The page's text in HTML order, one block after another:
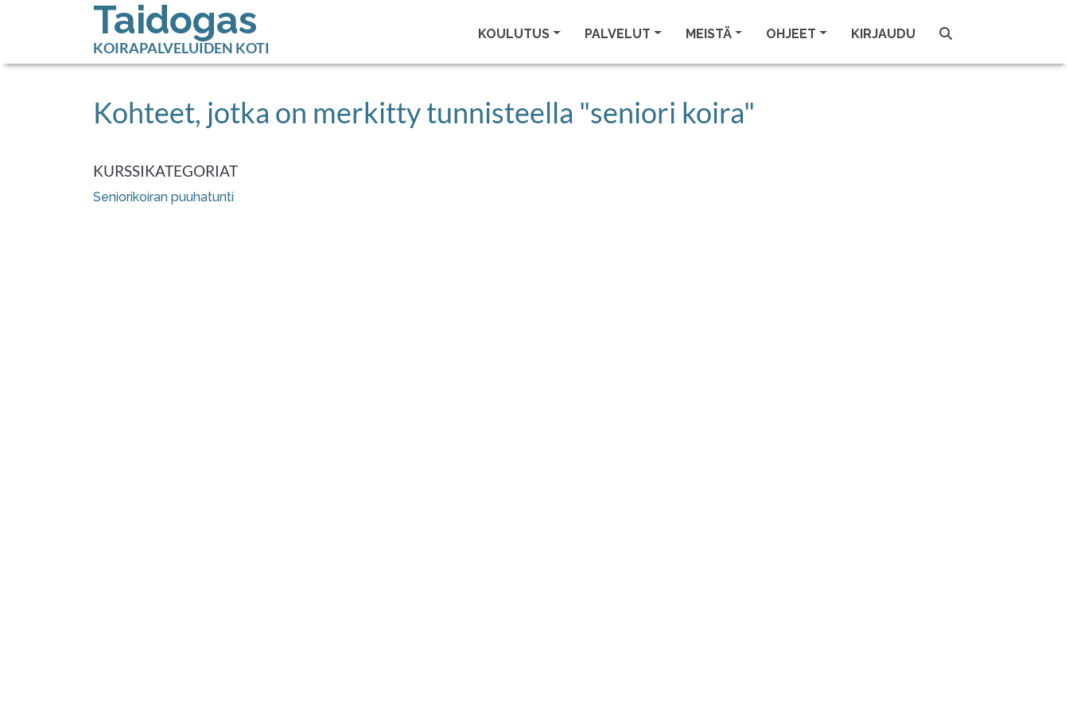
Taidogas
KOIRAPALVELUIDEN KOTI
KOULUTUS PALVELUT MEISTÄ OHJEET KIRJAUDU
Kohteet, jotka on merkitty tunnisteella "seniori koira"
KURSSIKATEGORIAT
Seniorikoiran puuhatunti